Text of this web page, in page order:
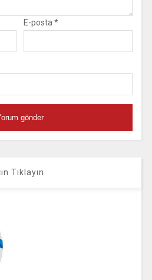
E-posta*
Tıklayın